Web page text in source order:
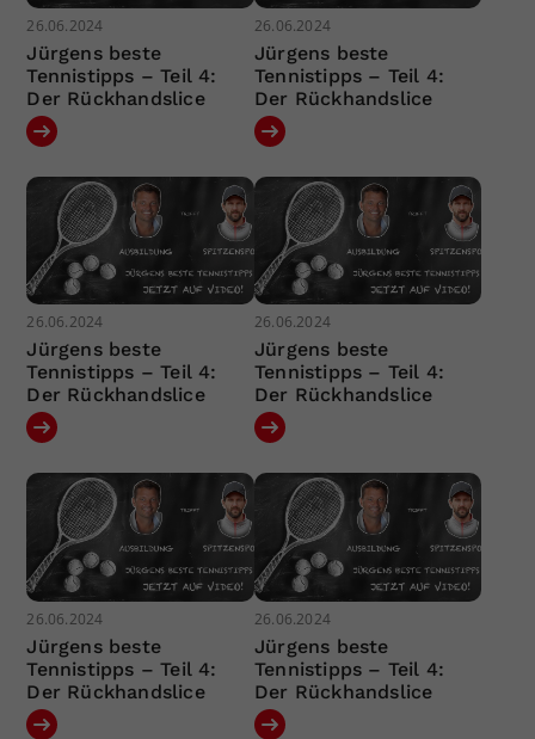
26.06.2024
Jürgens beste
Tennistipps – Teil 4:
Der Rückhandslice
26.06.2024
Jürgens beste
Tennistipps – Teil 4:
Der Rückhandslice
26.06.2024
Jürgens beste
Tennistipps – Teil 4:
Der Rückhandslice
26.06.2024
Jürgens beste
Tennistipps – Teil 4:
Der Rückhandslice
26.06.2024
Jürgens beste
Tennistipps – Teil 4:
Der Rückhandslice
26.06.2024
Jürgens beste
Tennistipps – Teil 4:
Der Rückhandslice